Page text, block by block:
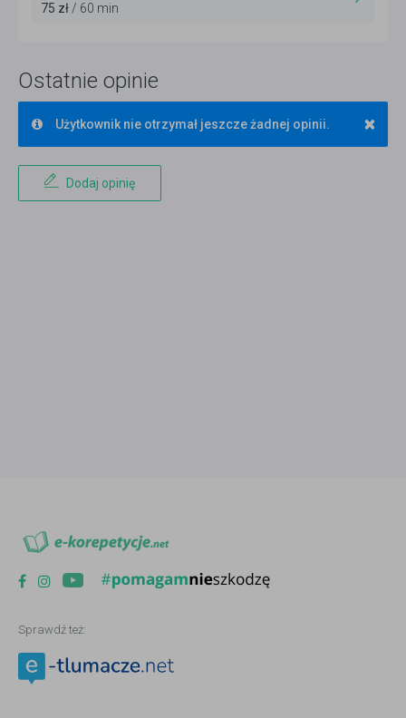
75 zł/ 60 min
Ostatnie opinie
×
Użytkownik nie otrzymał jeszcze żadnej opinii.
Dodaj opinię
Sprawdź też: